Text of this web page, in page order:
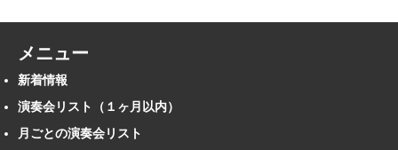
メニュー
新着情報
演奏会リスト（１ヶ月以内）
月ごとの演奏会リスト